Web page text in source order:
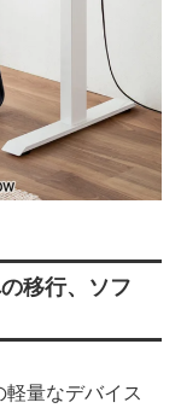
移行、ソフ
量なデバイス